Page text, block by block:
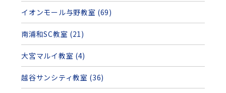
イオンモール与野教室 (69)
南浦和SC教室 (21)
大宮マルイ教室 (4)
越谷サンシティ教室 (36)